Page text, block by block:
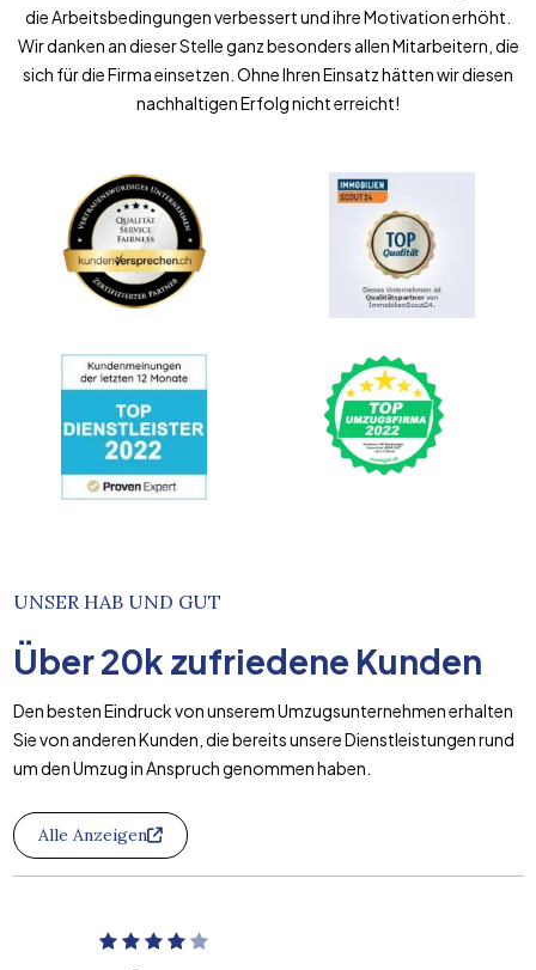
die Arbeitsbedingungen verbessert und ihre Motivation erhöht.
Wir danken an dieser Stelle ganz besonders allen Mitarbeitern, die
sich für die Firma einsetzen. Ohne Ihren Einsatz hätten wir diesen
nachhaltigen Erfolg nicht erreicht!
UNSER HAB UND GUT
Über20k zufriedene Kunden
Den besten Eindruck von unserem Umzugsunternehmen erhalten
Sie von anderen Kunden, die bereits unsere Dienstleistungen rund
um den Umzug in Anspruch genommen haben.
Alle Anzeigen